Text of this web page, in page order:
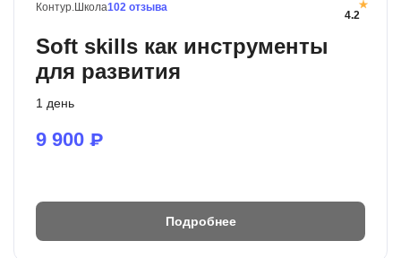
Soft skills как инструменты
для развития
Контур.Школа
4.2
102 отзыва
9 900 ₽
1 день
Подробнее